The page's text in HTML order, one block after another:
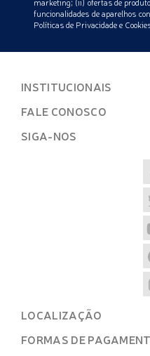
funcionalidades de aparelhos
Políticas de Privacidade e
INSTITUCIONAIS
FALE CONOSCO
SIGA-NOS
LOCALIZAÇÃO
FORMAS DE